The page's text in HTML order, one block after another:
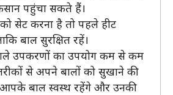
पहुंचा सकते हैं।
सेट करना है तो पहले हीट
बाल सुरक्षित रहें।
उपकरणों का उपयोग कम से कम
से अपने बालों को सुखाने की
बाल स्वस्थ रहेंगे और उनकी